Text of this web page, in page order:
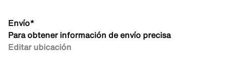
Envío*
Para obtener información de envío precisa
Editar ubicación